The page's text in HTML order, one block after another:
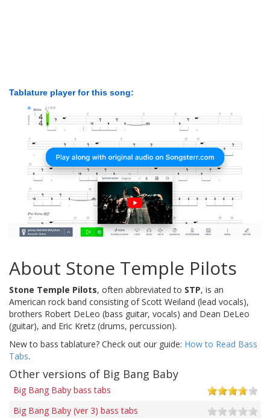
Tablature player for this song:
About Stone Temple Pilots
Stone Temple Pilots, often abbreviated to STP, is an
American rock band consisting of Scott Weiland (lead vocals),
brothers Robert DeLeo (bass guitar, vocals) and Dean DeLeo
(guitar), and Eric Kretz (drums, percussion).
New to bass tablature? Check out our guide: How to Read Bass
Tabs.
Other versions of Big Bang Baby
Big Bang Baby bass tabs
Big Bang Baby (ver 3) bass tabs